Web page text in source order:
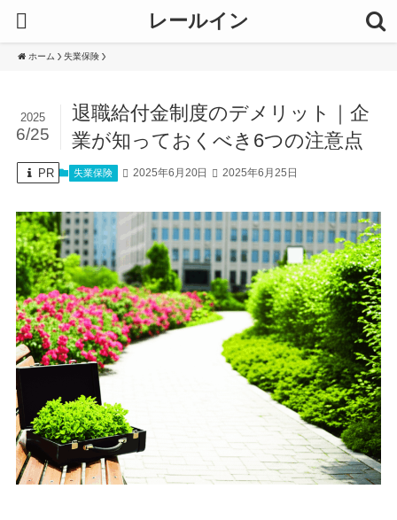
レールイン
ホーム 失業保険
退職給付金制度のデメリット｜企
業が知っておくべき6つの注意点
2025
6/25
PR 失業保険 2025年6月20日 2025年6月25日